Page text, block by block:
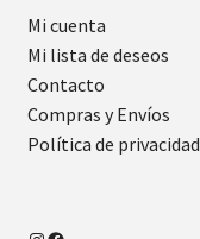
Mi cuenta
Mi lista de deseos
Contacto
Compras y Envíos
Política de privacidad